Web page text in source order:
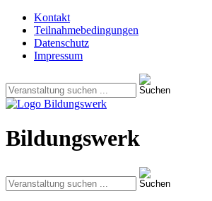
Kontakt
Teilnahmebedingungen
Datenschutz
Impressum
Bildungswerk